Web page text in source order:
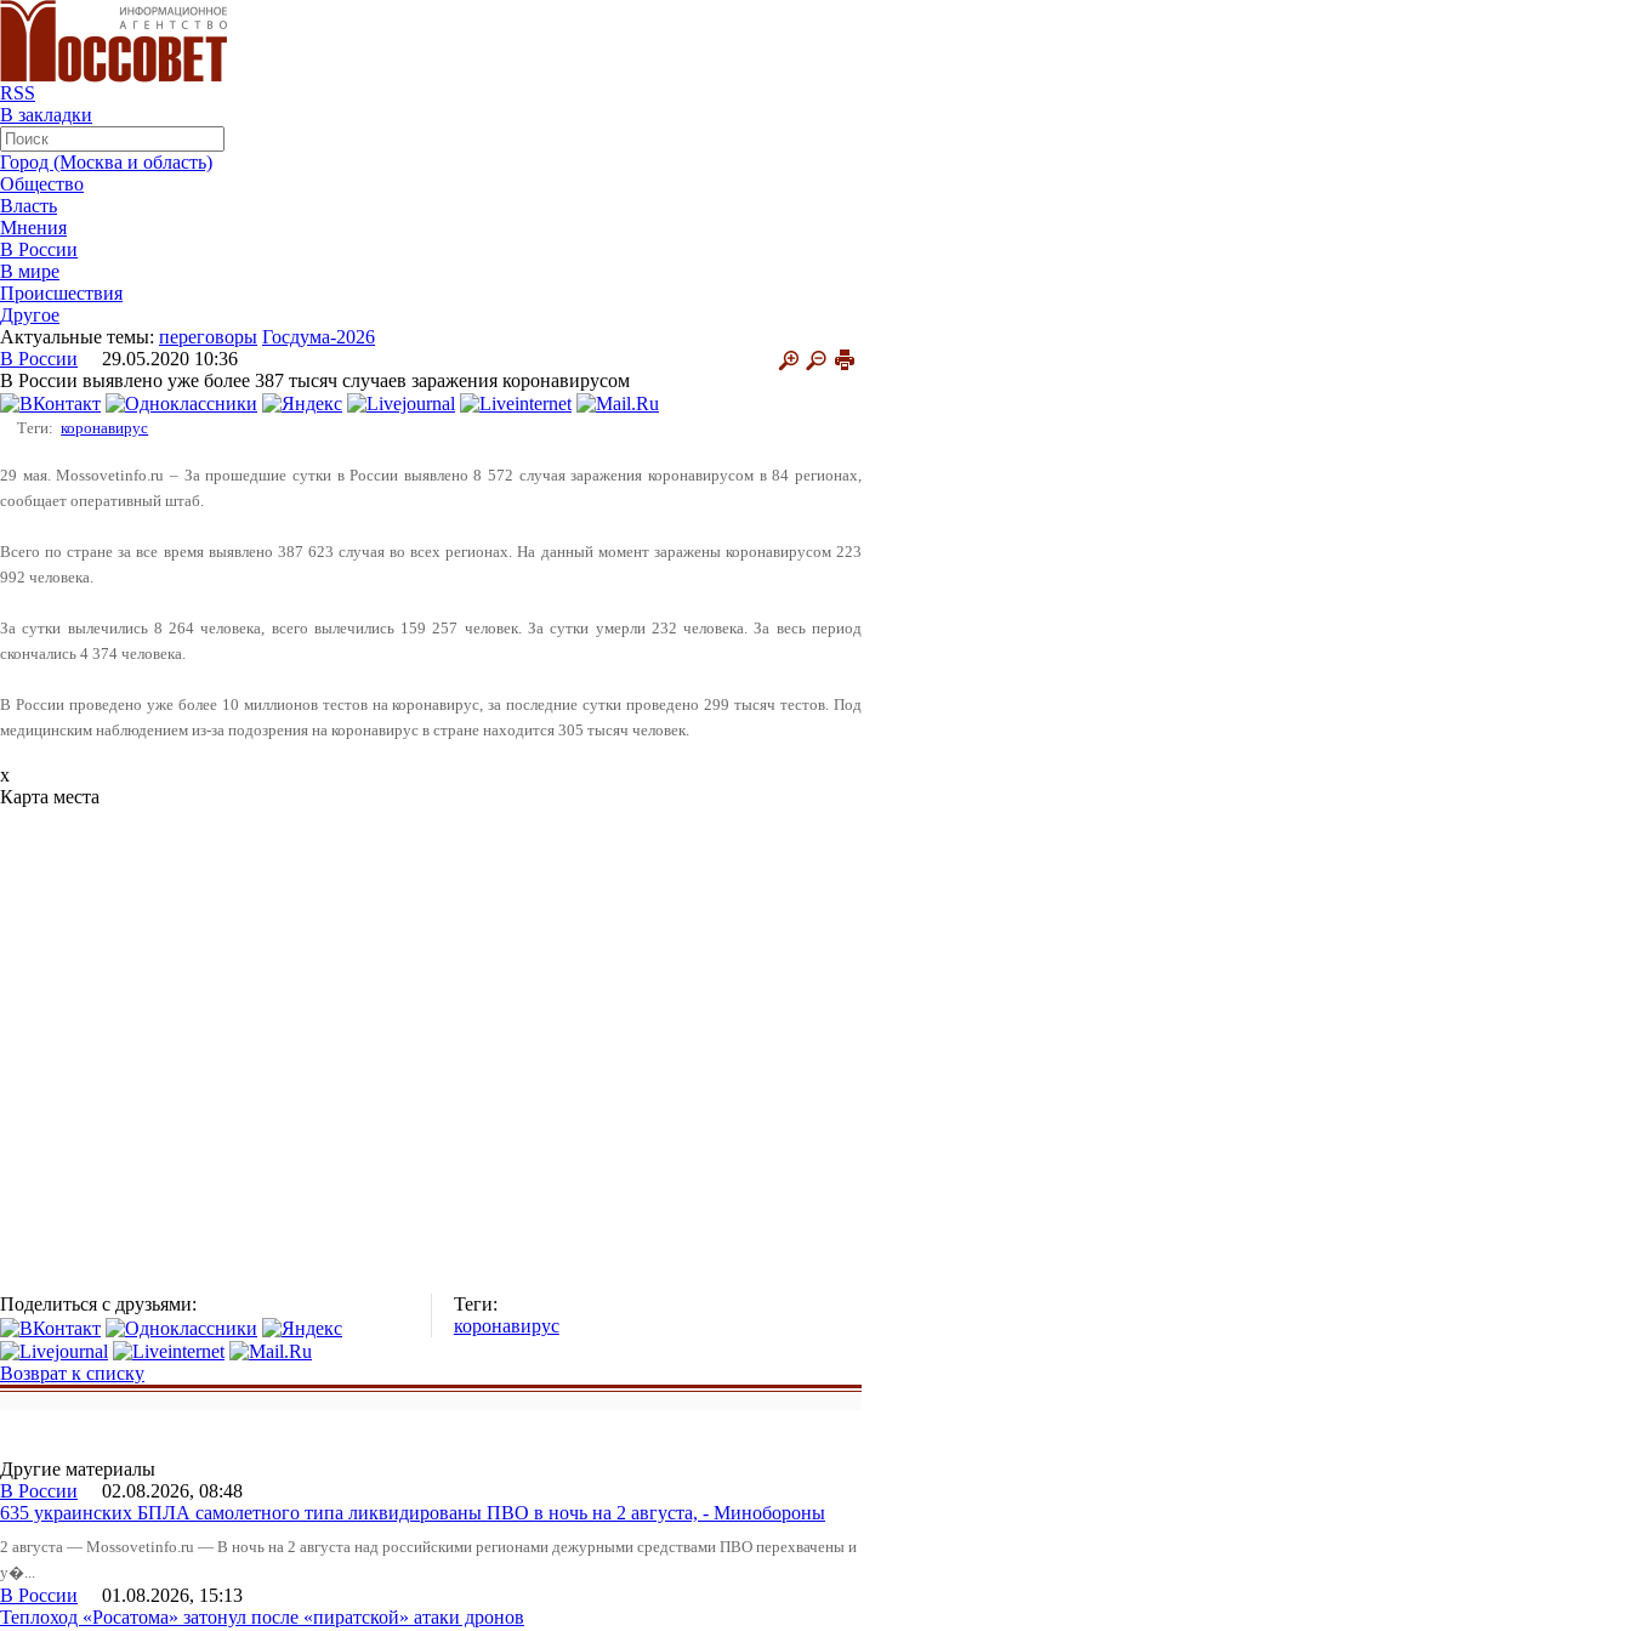
RSS
В закладки
Город (Москва и область)
Общество
Власть
Мнения
В России
В мире
Происшествия
Другое
Актуальные темы: переговоры Госдума-2026
В России 29.05.2020 10:36
В России выявлено уже более 387 тысяч случаев заражения коронавирусом
Теги: коронавирус
29 мая. Mossovetinfo.ru – За прошедшие сутки в России выявлено 8 572 случая заражения коронавирусом в 84 регионах,
сообщает оперативный штаб.
Всего по стране за все время выявлено 387 623 случая во всех регионах. На данный момент заражены коронавирусом 223
992 человека.
За сутки вылечились 8 264 человека, всего вылечились 159 257 человек. За сутки умерли 232 человека. За весь период
скончались 4 374 человека.
В России проведено уже более 10 миллионов тестов на коронавирус, за последние сутки проведено 299 тысяч тестов. Под
медицинским наблюдением из-за подозрения на коронавирус в стране находится 305 тысяч человек.
x
Карта места
Поделиться с друзьями:
Теги:
коронавирус
Возврат к списку
Другие материалы
В России 02.08.2026, 08:48
635 украинских БПЛА самолетного типа ликвидированы ПВО в ночь на 2 августа, - Минобороны
2 августа — Mossovetinfo.ru — В ночь на 2 августа над российскими регионами дежурными средствами ПВО перехвачены и
у�...
В России 01.08.2026, 15:13
Теплоход «Росатома» затонул после «пиратской» атаки дронов